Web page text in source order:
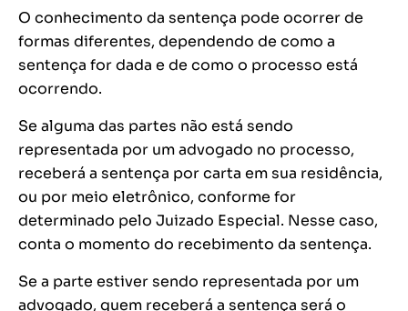
O conhecimento da sentença pode ocorrer de
formas diferentes, dependendo de como a
sentença for dada e de como o processo está
ocorrendo.
Se alguma das partes não está sendo
representada por um advogado no processo,
receberá a sentença por carta em sua residência,
ou por meio eletrônico, conforme for
determinado pelo Juizado Especial. Nesse caso,
conta o momento do recebimento da sentença.
Se a parte estiver sendo representada por um
advogado, quem receberá a sentença será o